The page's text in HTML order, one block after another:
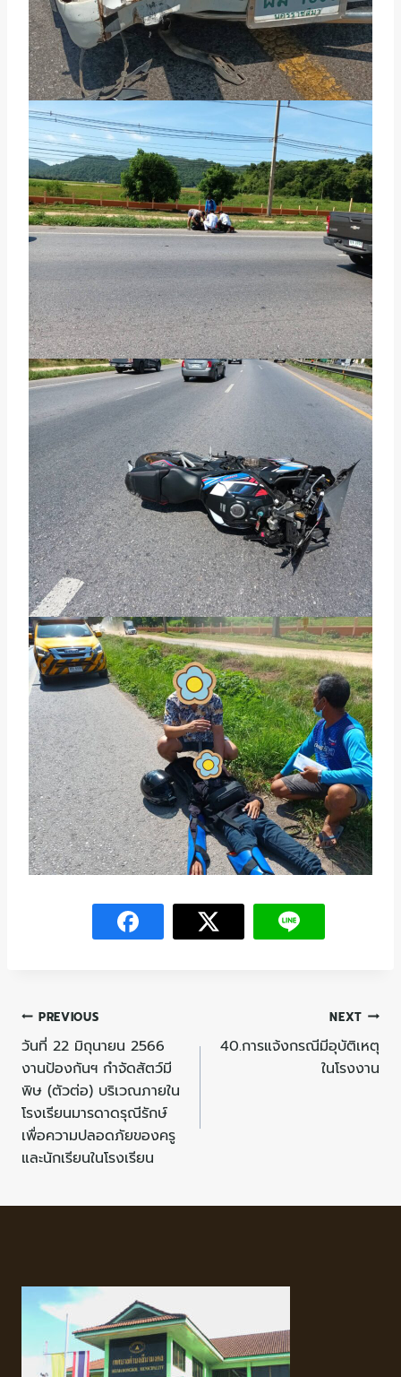
PREVIOUS
วันที่ 22 มิถุนายน 2566
งานป้องกันฯ กำจัดสัตว์มี
พิษ (ตัวต่อ) บริเวณภายใน
โรงเรียนมารดาดรุณีรักษ์
เพื่อความปลอดภัยของครู
และนักเรียนในโรงเรียน
NEXT
40.การแจ้งกรณีมีอุบัติเหตุ
ในโรงงาน